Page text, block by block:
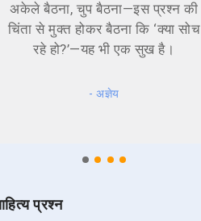
अकेले बैठना, चुप बैठना—इस प्रश्न की
चिंता से मुक्त होकर बैठना कि ‘क्या सोच
रहे हो?’—यह भी एक सुख है।
- अज्ञेय
प्रश्न